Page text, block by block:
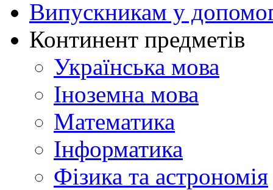
Випускникам у
Континент предметів
Українська мова
Іноземна мова
Математика
Інформатика
Фізика та астрономія